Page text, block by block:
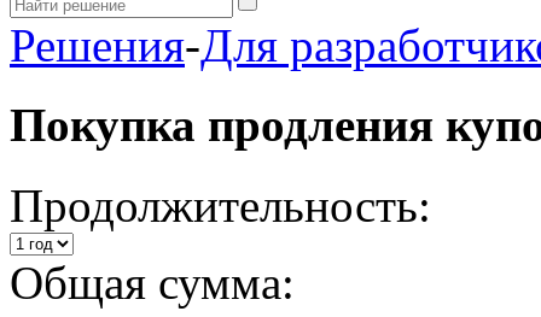
Решения-Для
Покупка продления
Продолжительность:
Общая сумма: